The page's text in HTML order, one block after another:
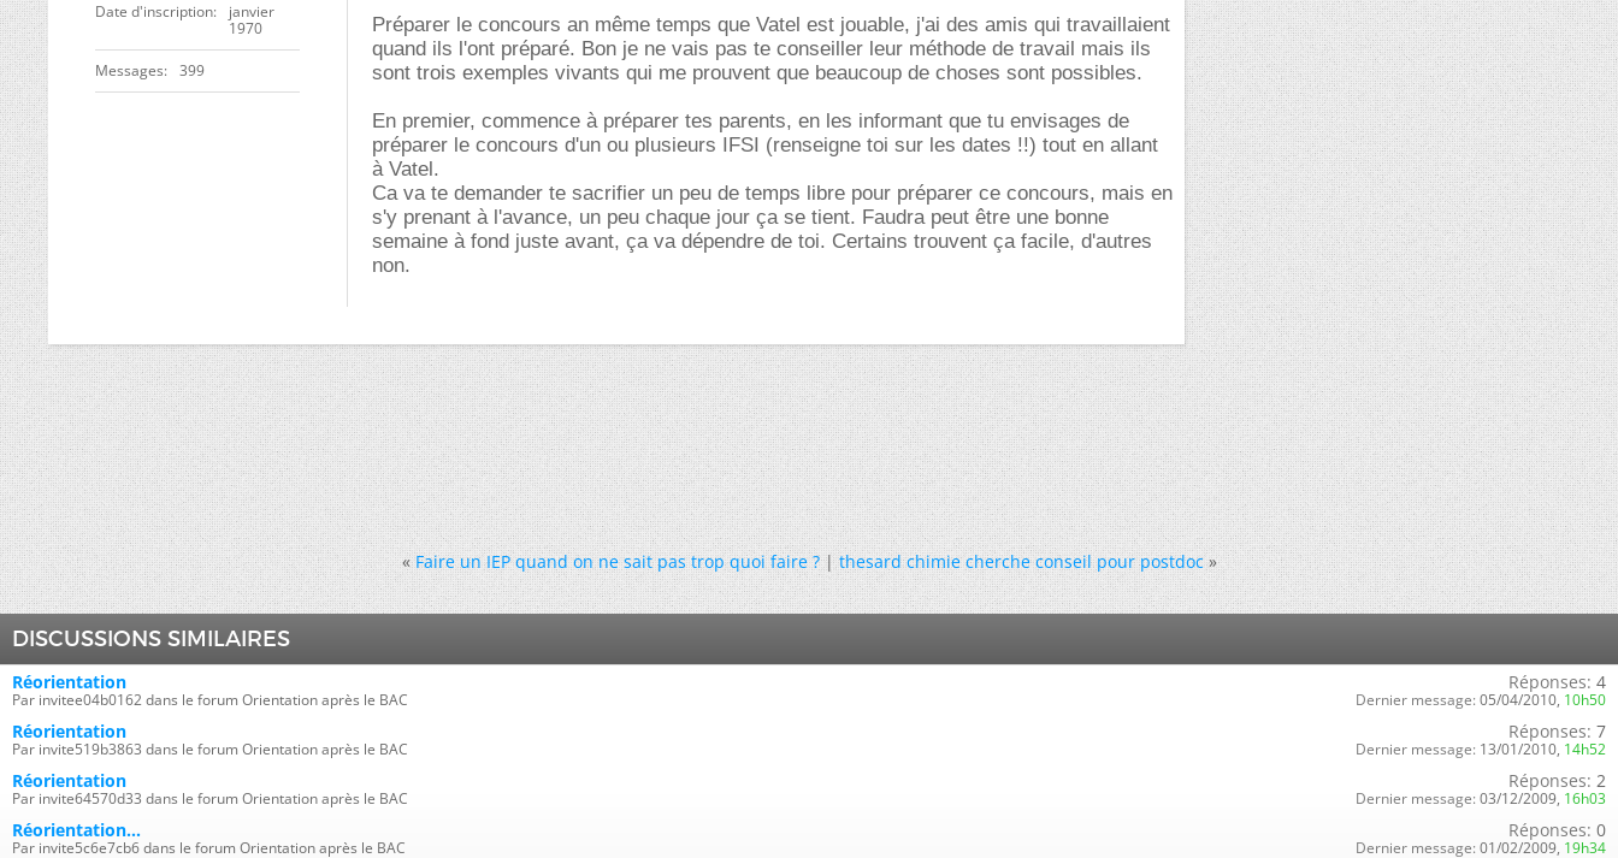
Date d'inscription
janvier
1970
Messages 399
Préparer le concours an même temps que Vatel est jouable, j'ai des amis qui travaillaient
quand ils l'ont préparé. Bon je ne vais pas te conseiller leur méthode de travail mais ils
sont trois exemples vivants qui me prouvent que beaucoup de choses sont possibles.
En premier, commence à préparer tes parents, en les informant que tu envisages de
préparer le concours d'un ou plusieurs IFSI (renseigne toi sur les dates !!) tout en allant
à Vatel.
Ca va te demander te sacrifier un peu de temps libre pour préparer ce concours, mais en
s'y prenant à l'avance, un peu chaque jour ça se tient. Faudra peut être une bonne
semaine à fond juste avant, ça va dépendre de toi. Certains trouvent ça facile, d'autres
non.
« Faire un IEP quand on ne sait pas trop quoi faire ?|thesard chimie cherche conseil pour postdoc »
DISCUSSIONS SIMILAIRES
Réorientation
Par invitee04b0162 dans le forum Orientation après le BAC
Réponses: 4
Dernier message: 05/04/2010, 10h50
Réorientation
Par invite519b3863 dans le forum Orientation après le BAC
Réponses: 7
Dernier message: 13/01/2010, 14h52
Réorientation
Par invite64570d33 dans le forum Orientation après le BAC
Réponses: 2
Dernier message: 03/12/2009, 16h03
Réorientation...
Par invite5c6e7cb6 dans le forum Orientation après le BAC
Réponses: 0
Dernier message: 01/02/2009, 19h34